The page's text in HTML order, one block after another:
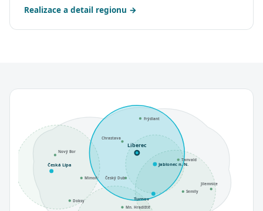
Realizace a detail regionu
Liberec
Jablonec n. N.
Turnov
Česká Lípa
Chrastava
Frýdlant
Tanvald
Semily
Jilemnice
Nový Bor
Mimoň
Doksy
Mn. Hradiště
Český Dub